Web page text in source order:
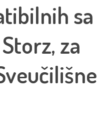
sa
za